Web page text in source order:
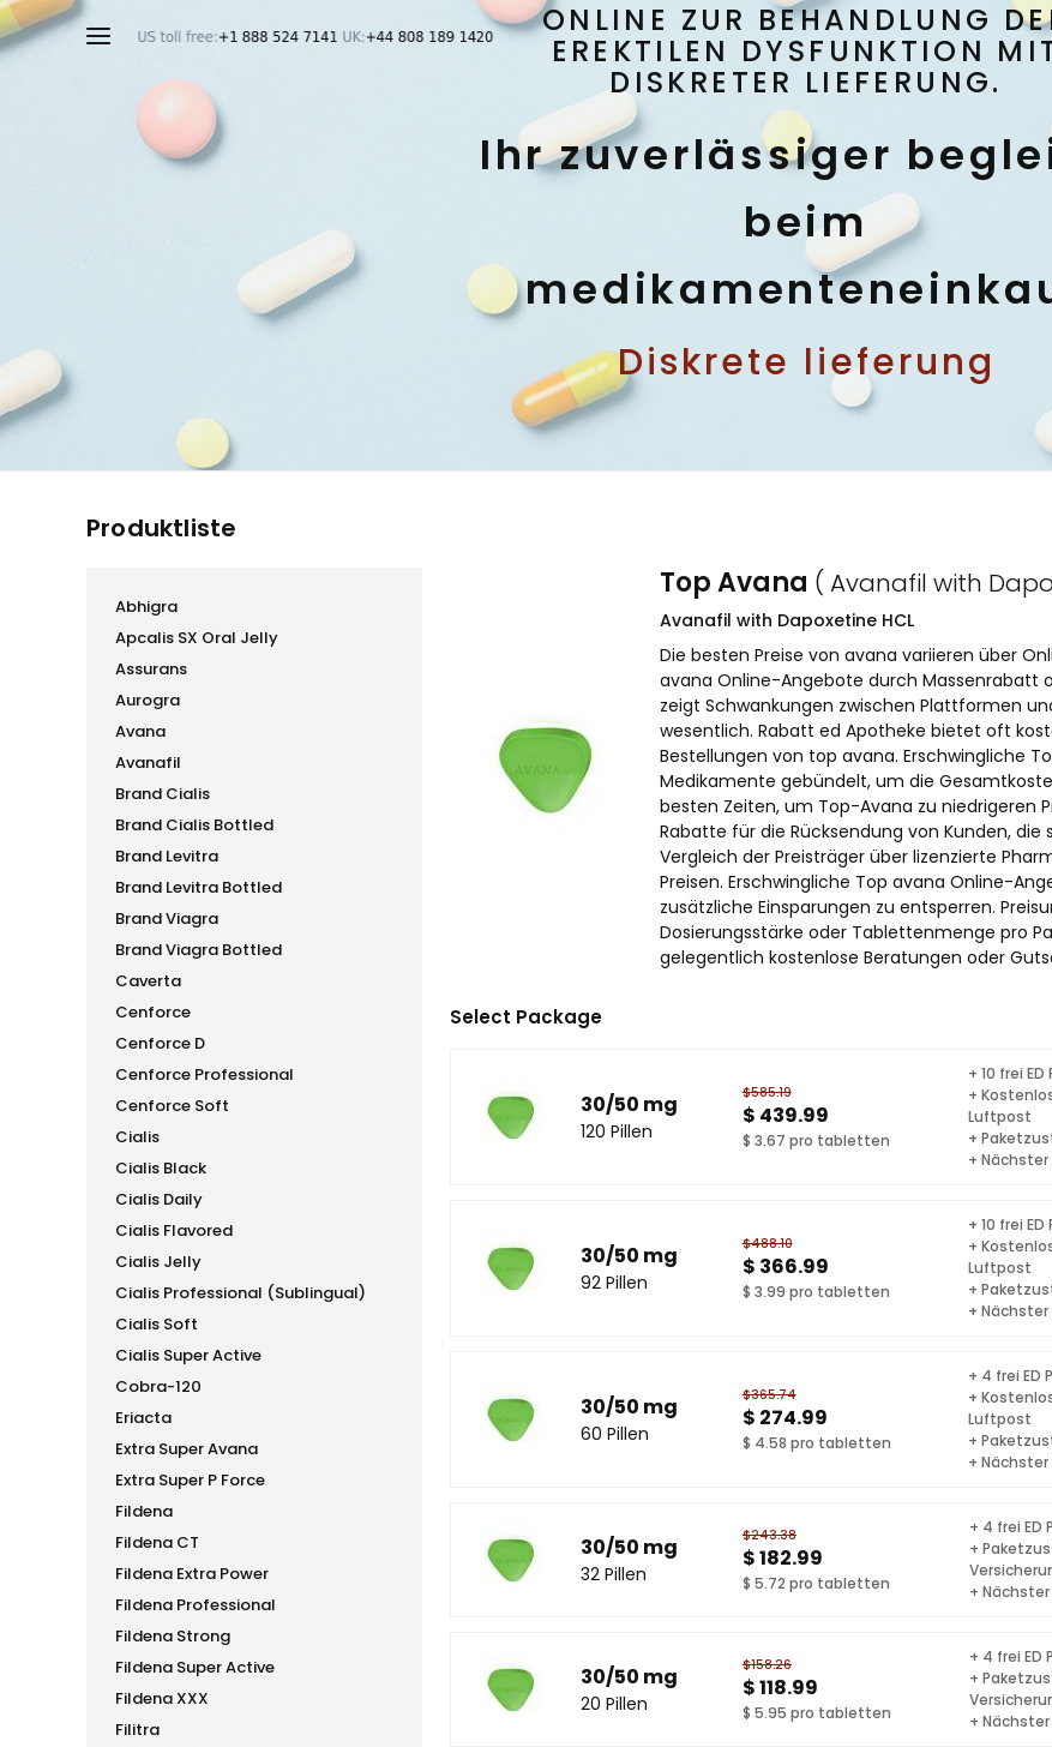
ONLINE ZUR BEHANDLUNG
EREKTILEN DYSFUNKTION
DISKRETER LIEFERUNG.
Ihr zuverlässiger
beim
Diskrete lieferung
Produktliste
Abhigra
Apcalis SX Oral Jelly
Assurans
Aurogra
Avana
Avanafil
Brand Cialis
Brand Cialis Bottled
Brand Levitra
Brand Levitra Bottled
Brand Viagra
Brand Viagra Bottled
Caverta
Cenforce
Cenforce D
Cenforce Professional
Cenforce Soft
Cialis
Cialis Black
Cialis Daily
Cialis Flavored
Cialis Jelly
Cialis Professional (Sublingual)
Cialis Soft
Cialis Super Active
Cobra-120
Eriacta
Extra Super Avana
Extra Super P Force
Fildena
Fildena CT
Fildena Extra Power
Fildena Professional
Fildena Strong
Fildena Super Active
Fildena XXX
Filitra
Top Avana ( Avanafil with
Avanafil with Dapoxetine HCL
Die besten Preise von avana variieren über
avana Online-Angebote durch Massenrabatt
zeigt Schwankungen zwischen Plattformen
wesentlich. Rabatt ed Apotheke bietet oft
Bestellungen von top avana. Erschwingliche
Medikamente gebündelt, um die
besten Zeiten, um Top-Avana zu niedrigeren
Rabatte für die Rücksendung von Kunden,
Vergleich der Preisträger über lizenzierte
Preisen. Erschwingliche Top avana Online-
zusätzliche Einsparungen zu entsperren.
Dosierungsstärke oder Tablettenmenge pro
gelegentlich kostenlose Beratungen oder
Select Package
30/50 mg
120 Pillen
$585.19
$ 439.99
$ 3.67 pro tabletten
+ 10 frei ED
+
Luftpost
+
+ Nächster
30/50 mg
92 Pillen
$488.10
$ 366.99
$ 3.99 pro tabletten
+ 10 frei ED
+
Luftpost
+
+ Nächster
30/50 mg
60 Pillen
$365.74
$ 274.99
$ 4.58 pro tabletten
+ 4 frei ED
+
Luftpost
+
+ Nächster
30/50 mg
32 Pillen
$243.38
$ 182.99
$ 5.72 pro tabletten
+ 4 frei ED
+
+ Nächster
30/50 mg
20 Pillen
$158.26
$ 118.99
$ 5.95 pro tabletten
+ 4 frei ED
+
+ Nächster